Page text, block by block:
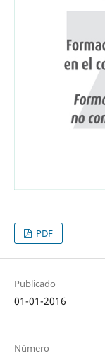
PDF
Publicado
01-01-2016
Número